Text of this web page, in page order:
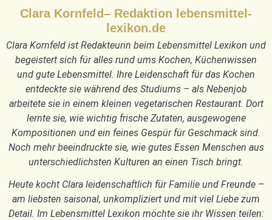
Clara Kornfeld– Redaktion lebensmittel-
lexikon.de
Clara Kornfeld ist Redakteurin beim Lebensmittel Lexikon und
begeistert sich für alles rund ums Kochen, Küchenwissen
und gute Lebensmittel. Ihre Leidenschaft für das Kochen
entdeckte sie während des Studiums – als Nebenjob
arbeitete sie in einem kleinen vegetarischen Restaurant. Dort
lernte sie, wie wichtig frische Zutaten, ausgewogene
Kompositionen und ein feines Gespür für Geschmack sind.
Noch mehr beeindruckte sie, wie gutes Essen Menschen aus
unterschiedlichsten Kulturen an einen Tisch bringt.
Heute kocht Clara leidenschaftlich für Familie und Freunde –
am liebsten saisonal, unkompliziert und mit viel Liebe zum
Detail. Im Lebensmittel Lexikon möchte sie ihr Wissen teilen: